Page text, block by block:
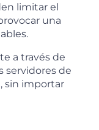
limitar el
una
a través de
servidores de
sin importar